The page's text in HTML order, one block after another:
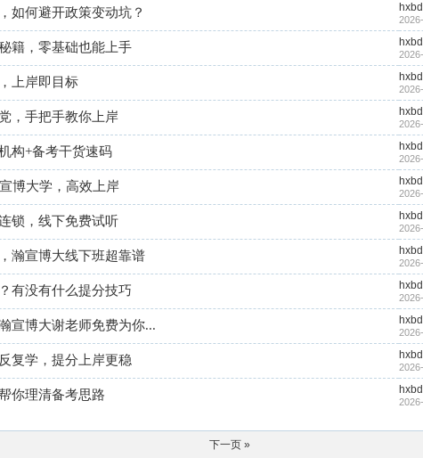
如何避开政策变动坑？
籍，零基础也能上手
上岸即目标
，手把手教你上岸
构+备考干货速码
博大学，高效上岸
锁，线下免费试听
瀚宣博大线下班超靠谱
有没有什么提分技巧
宣博大谢老师免费为你...
复学，提分上岸更稳
你理清备考思路
下一页 »